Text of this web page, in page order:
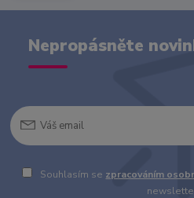
Nepropásněte
Souhlasím se zpracováním